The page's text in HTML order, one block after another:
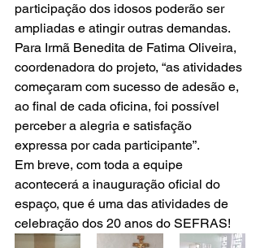
participação dos idosos poderão ser
ampliadas e atingir outras demandas.
Para Irmã Benedita de Fatima Oliveira,
coordenadora do projeto, “as atividades
começaram com sucesso de adesão e,
ao final de cada oficina, foi possível
perceber a alegria e satisfação
expressa por cada participante”.
Em breve, com toda a equipe
acontecerá a inauguração oficial do
espaço, que é uma das atividades de
celebração dos 20 anos do SEFRAS!